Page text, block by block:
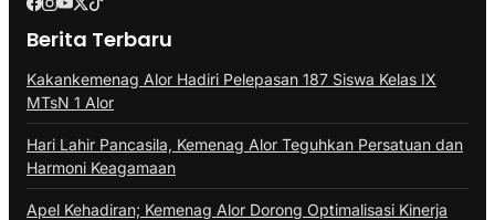
Berita Terbaru
Kakankemenag Alor Hadiri Pelepasan 187 Siswa Kelas IX
MTsN 1 Alor
Hari Lahir Pancasila, Kemenag Alor Teguhkan Persatuan dan
Harmoni Keagamaan
Apel Kehadiran; Kemenag Alor Dorong Optimalisasi Kinerja